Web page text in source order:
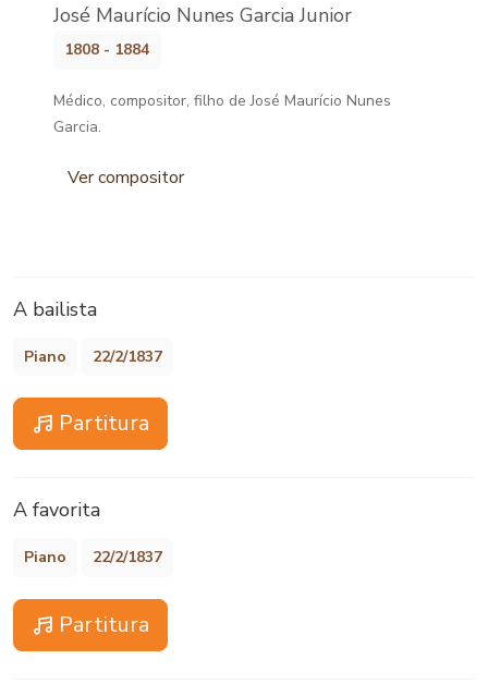
José Maurício Nunes Garcia Junior
1808 - 1884
Médico, compositor, filho de José Maurício Nunes
Garcia.
Ver compositor
A bailista
Piano 22/2/1837
Partitura
A favorita
Piano 22/2/1837
Partitura